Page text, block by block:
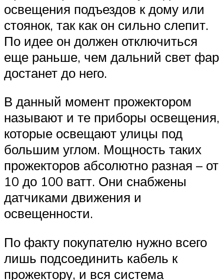
освещения подъездов к дому или
стоянок, так как он сильно слепит.
По идее он должен отключиться
еще раньше, чем дальний свет фар
достанет до него.
В данный момент прожектором
называют и те приборы освещения,
которые освещают улицы под
большим углом. Мощность таких
прожекторов абсолютно разная – от
10 до 100 ватт. Они снабжены
датчиками движения и
освещенности.
По факту покупателю нужно всего
лишь подсоединить кабель к
прожектору, и вся система